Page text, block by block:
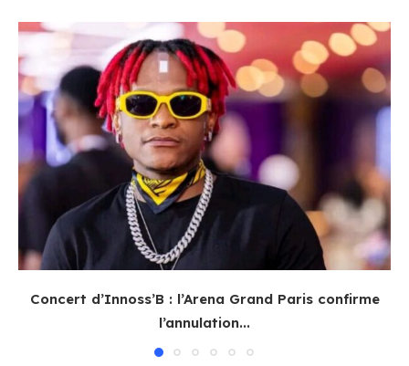
Concert d’Innoss’B : l’Arena Grand Paris confirme
l’annulation...